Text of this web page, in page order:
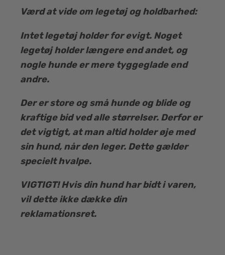
Værd at vide om legetøj og holdbarhed:
Intet legetøj holder for evigt. Noget
legetøj holder længere end andet, og
nogle hunde er mere tyggeglade end
andre.
Der er store og små hunde og blide og
kraftige bid ved alle størrelser. Derfor er
det vigtigt, at man altid holder øje med
sin hund, når den leger. Dette gælder
specielt hvalpe.
VIGTIGT!Hvis din hund har bidt i varen,
vil dette ikke dække din
reklamationsret.